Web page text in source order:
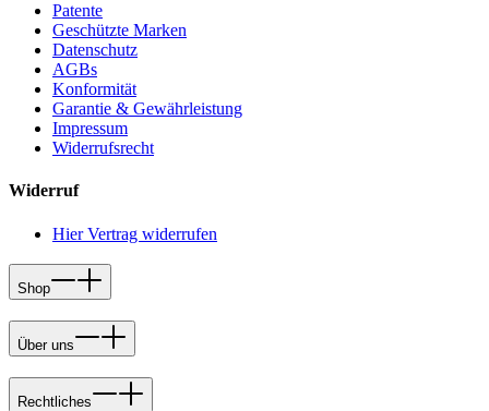
Patente
Geschützte Marken
Datenschutz
AGBs
Konformität
Garantie & Gewährleistung
Impressum
Widerrufsrecht
Widerruf
Hier Vertrag widerrufen
Shop
Über uns
Rechtliches